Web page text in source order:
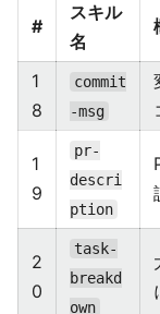
#
スキル
名
1
8
commit
-msg
1
9
pr-
descri
ption
2
0
task-
breakd
own